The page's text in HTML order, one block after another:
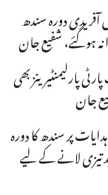
آفریدی دورہ سندھ
ہوگئے، شفیع جان
پارلیمنٹیرینز بھی
جان
پر سندھ کا دورہ
لانے کے لیے